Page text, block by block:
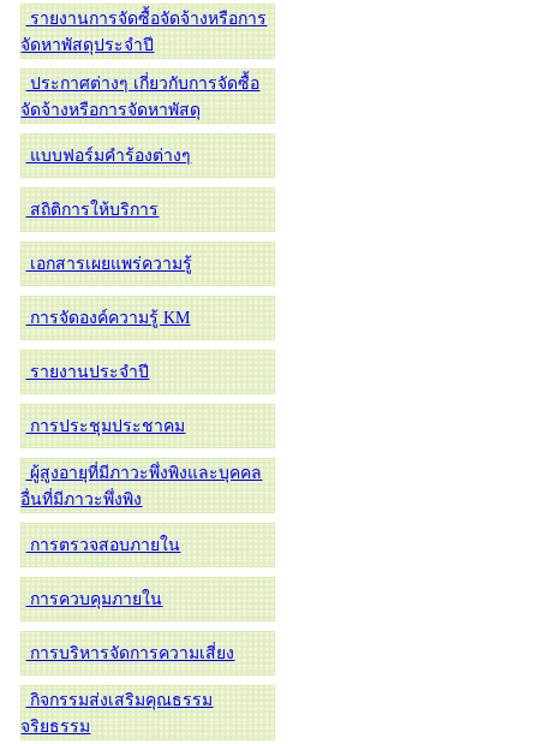
รายงานการจัดซื้อจัดจ้างหรือการ
จัดหาพัสดุประจำปี
ประกาศต่างๆ เกี่ยวกับการจัดซื้อ
จัดจ้างหรือการจัดหาพัสดุ
แบบฟอร์มคำร้องต่างๆ
สถิติการให้บริการ
เอกสารเผยแพร่ความรู้
การจัดองค์ความรู้ KM
รายงานประจำปี
การประชุมประชาคม
ผู้สูงอายุที่มีภาวะพึ่งพิงและบุคคล
อื่นที่มีภาวะพึ่งพิง
การตรวจสอบภายใน
การควบคุมภายใน
การบริหารจัดการความเสี่ยง
กิจกรรมส่งเสริมคุณธรรม
จริยธรรม